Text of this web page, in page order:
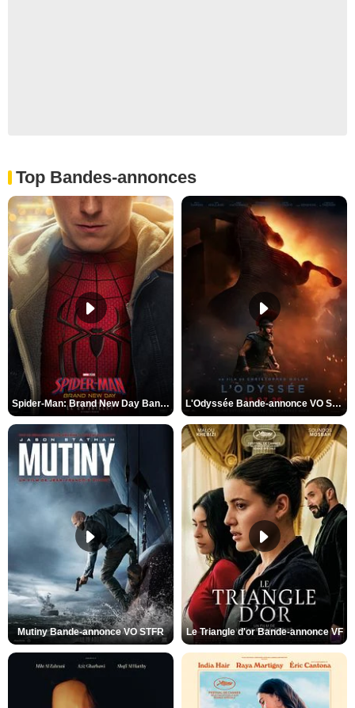
Top Bandes-annonces
Spider-Man: Brand New Day Bande-annonce VO STFR L'Odyssée Bande-annonce VO STFR
Mutiny Bande-annonce VO STFR Le Triangle d'or Bande-annonce VF